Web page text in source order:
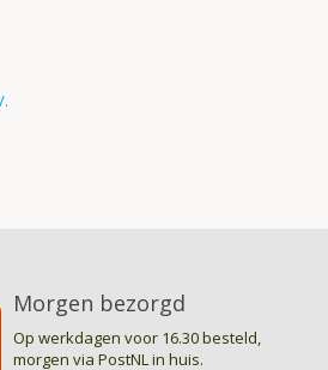
Morgen bezorgd
Op werkdagen voor 16.30 besteld,
morgen via PostNL in huis.